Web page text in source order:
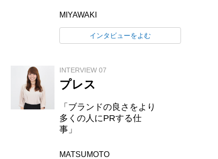
MIYAWAKI
インタビューをよむ
INTERVIEW 07
プレス
「ブランドの良さをより
多くの人にPRする仕
事」
MATSUMOTO